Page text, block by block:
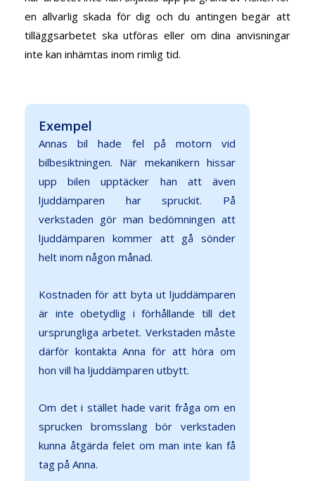
en allvarlig skada för dig och du antingen begär att
tilläggsarbetet ska utföras eller om dina anvisningar
inte kan inhämtas inom rimlig tid.
Exempel
Annas bil hade fel på motorn vid
bilbesiktningen. När mekanikern hissar
upp bilen upptäcker han att även
ljuddämparen har spruckit. På
verkstaden gör man bedömningen att
ljuddämparen kommer att gå sönder
helt inom någon månad.
Kostnaden för att byta ut ljuddämparen
är inte obetydlig i förhållande till det
ursprungliga arbetet. Verkstaden måste
därför kontakta Anna för att höra om
hon vill ha ljuddämparen utbytt.
Om det i stället hade varit fråga om en
sprucken bromsslang bör verkstaden
kunna åtgärda felet om man inte kan få
tag på Anna.